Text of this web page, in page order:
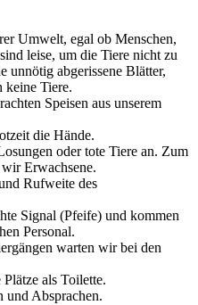
Umwelt, egal ob Menschen,
leise, um die Tiere nicht zu
unnötig abgerissene Blätter,
keine Tiere.
Speisen aus unserem
die Hände.
oder tote Tiere an. Zum
Erwachsene.
Rufweite des
Signal (Pfeife) und kommen
Personal.
warten wir bei den
als Toilette.
und Absprachen.